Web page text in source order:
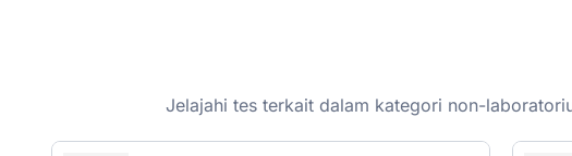
Jelajahi tes terkait dalam kategori non-